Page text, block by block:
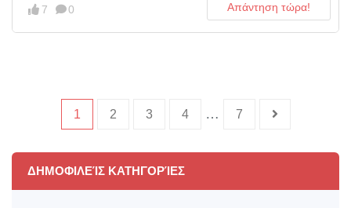
7 0 Απάντηση τώρα!
1 2 3 4 … 7
ΔΗΜΟΦΙΛΕΊΣ ΚΑΤΗΓΟΡΊΕΣ